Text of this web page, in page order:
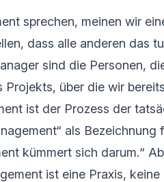
sprechen, meinen wir
dass alle anderen das
sind die Personen,
über die wir
ist der Prozess der
als Bezeichnung
kümmert sich darum.“
ist eine Praxis, keine